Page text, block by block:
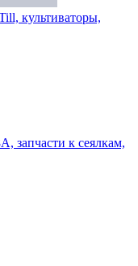
культиваторы,
запчасти к сеялкам,